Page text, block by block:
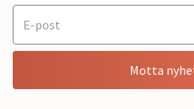
Motta